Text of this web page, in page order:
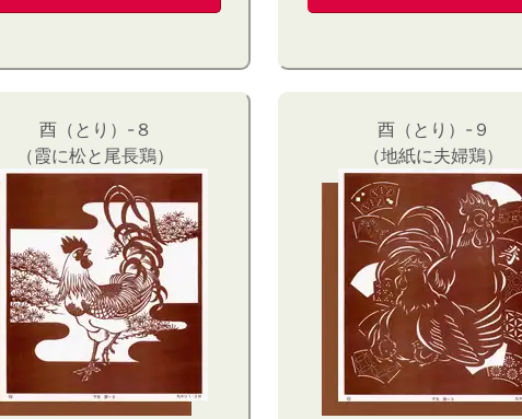
酉（とり）-８
（霞に松と尾長鶏）
酉（とり）-９
（地紙に夫婦鶏）